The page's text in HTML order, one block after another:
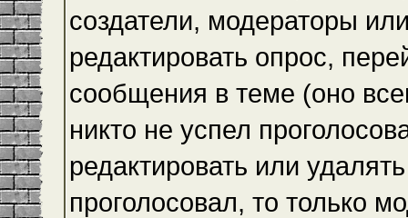
создатели, модераторы
редактировать опрос,
сообщения в теме (оно
никто не успел
редактировать или
проголосовал, то только